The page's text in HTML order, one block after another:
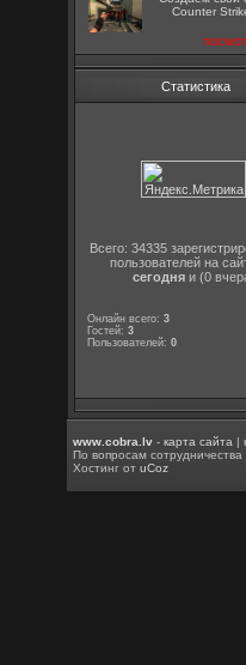
Counter
Статистика
Всего: 34335
пользователей на
сегодняи (0
Онлайн всего:3
Гостей:3
Пользователей:0
www.cobra.lv -карта сайта |
По вопросам
Хостинг отuCoz